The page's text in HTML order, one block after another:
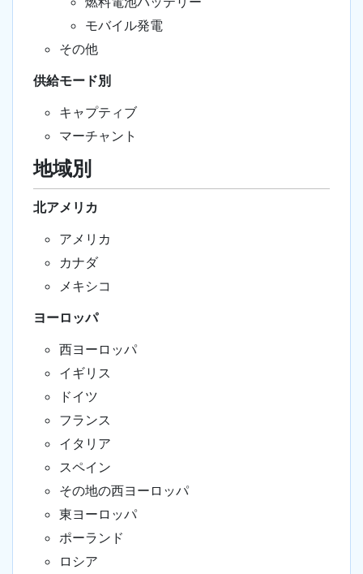
モバイル発電
その他
供給モード別
キャプティブ
マーチャント
地域別
北アメリカ
アメリカ
カナダ
メキシコ
ヨーロッパ
西ヨーロッパ
イギリス
ドイツ
フランス
イタリア
スペイン
その地の西ヨーロッパ
東ヨーロッパ
ポーランド
ロシア